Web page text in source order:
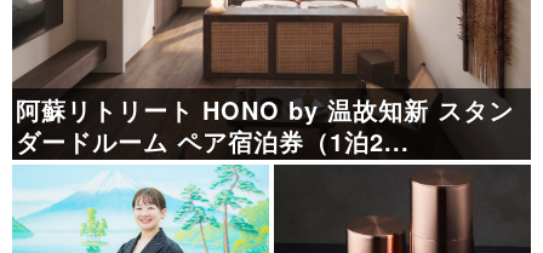
阿蘇リトリート HONO by 温故知新 スタン
ダードルーム ペア宿泊券（1泊2...